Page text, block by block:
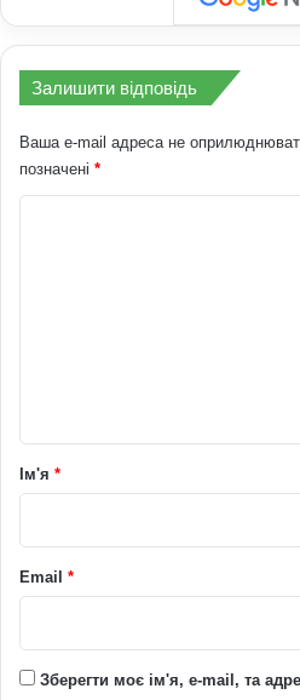
Залишити відповідь
Ваша e-mail адреса не
позначені *
рІм'я *
Email *
Зберегти моє ім'я, e-mail, та